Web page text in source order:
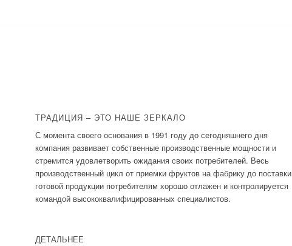
ТРАДИЦИЯ – ЭТО НАШЕ ЗЕРКАЛО
С момента своего основания в 1991 году до сегодняшнего дня
компания развивает собственные производственные мощности и
стремится удовлетворить ожидания своих потребителей. Весь
производственный цикл от приемки фруктов на фабрику до поставки
готовой продукции потребителям хорошо отлажен и контролируется
командой высококвалифицированных специалистов.
ДЕТАЛЬНЕЕ